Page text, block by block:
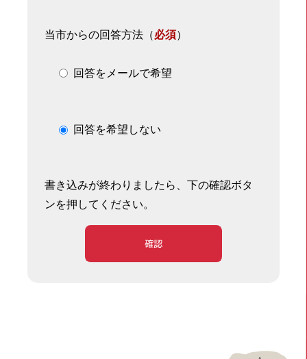
当市からの回答方法 （必須）
回答をメールで希望
回答を希望しない
書き込みが終わりましたら、下の確認ボタ
ンを押してください。
確認